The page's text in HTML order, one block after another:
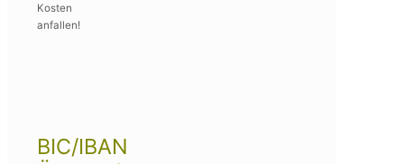
Kosten
anfallen!
BIC/IBAN